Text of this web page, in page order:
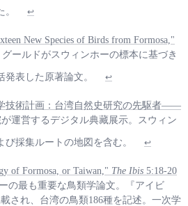
↩
New Species of Birds from Formosa,"
ールドがスウィンホーの標本に基づき
表した原著論文。 ↩
技術計画：台湾自然史研究の先駆者——
運営するデジタル典藏展示。スウィン
採集ルートの地図を含む。 ↩
of Formosa, or Taiwan," The Ibis 5:18-20
最も重要な鳥類学論文。『アイビ
され、台湾の鳥類186種を記述。一次学